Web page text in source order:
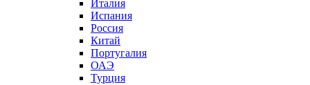
Италия
Испания
Россия
Китай
Португалия
ОАЭ
Турция